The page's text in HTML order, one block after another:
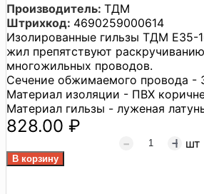
Производитель: ТДМ
Штрихкод: 4690259000614
Изолированные гильзы ТДМ Е35-
жил препятствуют
многожильных проводов.
Сечение обжимаемого провода -
Материал изоляции - ПВХ
Материал гильзы - луженая
828.00 ₽
шт